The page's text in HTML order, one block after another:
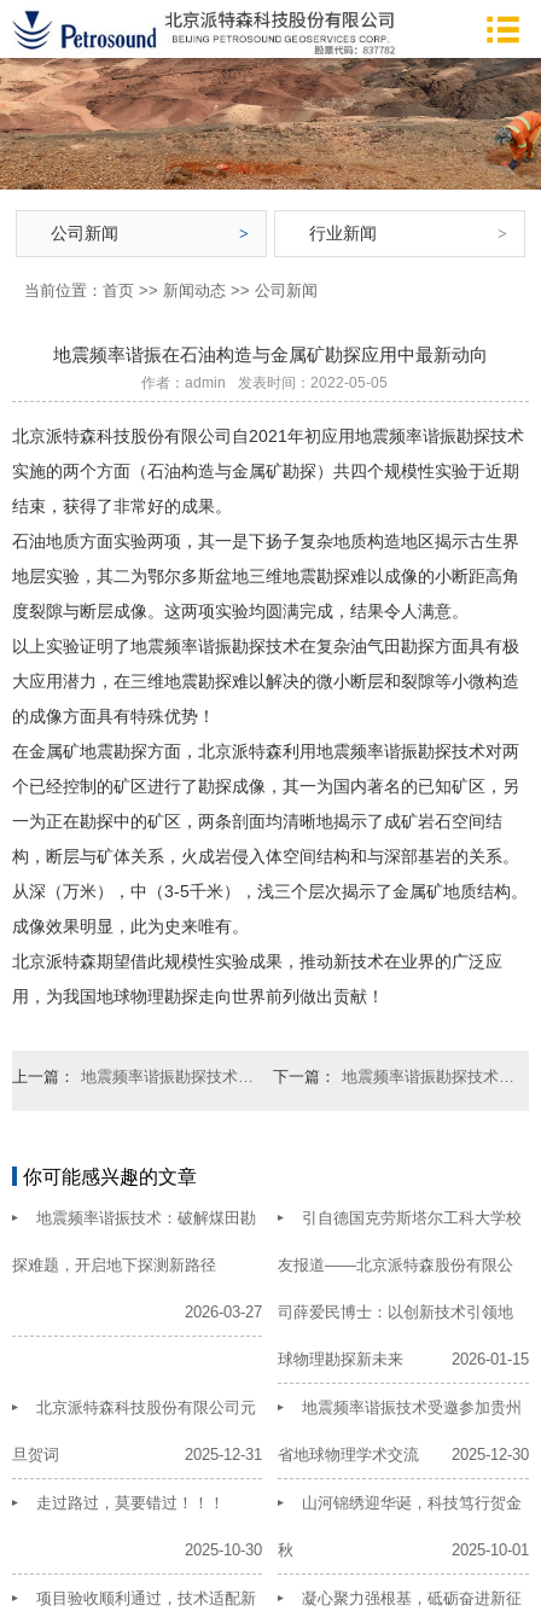
公司新闻 行业新闻
当前位置： 首页 >> 新闻动态 >> 公司新闻
地震频率谐振在石油构造与金属矿勘探应用中最新动向
作者：admin 发表时间：2022-05-05
北京派特森科技股份有限公司自2021年初应用地震频率谐振勘探技术
实施的两个方面（石油构造与金属矿勘探）共四个规模性实验于近期
结束，获得了非常好的成果。
石油地质方面实验两项，其一是下扬子复杂地质构造地区揭示古生界
地层实验，其二为鄂尔多斯盆地三维地震勘探难以成像的小断距高角
度裂隙与断层成像。这两项实验均圆满完成，结果令人满意。
以上实验证明了地震频率谐振勘探技术在复杂油气田勘探方面具有极
大应用潜力，在三维地震勘探难以解决的微小断层和裂隙等小微构造
的成像方面具有特殊优势！
在金属矿地震勘探方面，北京派特森利用地震频率谐振勘探技术对两
个已经控制的矿区进行了勘探成像，其一为国内著名的已知矿区，另
一为正在勘探中的矿区，两条剖面均清晰地揭示了成矿岩石空间结
构，断层与矿体关系，火成岩侵入体空间结构和与深部基岩的关系。
从深（万米），中（3-5千米），浅三个层次揭示了金属矿地质结构。
成像效果明显，此为史来唯有。
北京派特森期望借此规模性实验成果，推动新技术在业界的广泛应
用，为我国地球物理勘探走向世界前列做出贡献！
上一篇： 地震频率谐振勘探技术系列讲座（六）地震频率谐振技术在地下空间勘查的应用 下一篇： 地震频率谐振勘探技术系列讲座（七）地震频率谐振勘探设备及云平台介绍
你可能感兴趣的文章
地震频率谐振技术：破解煤田勘
探难题，开启地下探测新路径
2026-03-27
引自德国克劳斯塔尔工科大学校
友报道——北京派特森股份有限公
司薛爱民博士：以创新技术引领地
球物理勘探新未来 2026-01-15
北京派特森科技股份有限公司元
旦贺词 2025-12-31
地震频率谐振技术受邀参加贵州
省地球物理学术交流 2025-12-30
走过路过，莫要错过！！！
2025-10-30
山河锦绣迎华诞，科技笃行贺金
秋 2025-10-01
项目验收顺利通过，技术适配新 凝心聚力强根基，砥砺奋进新征